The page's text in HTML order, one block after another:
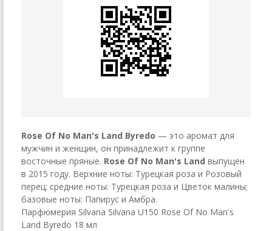
Rose Of No Man's Land Byredo — это аромат для
мужчин и женщин, он принадлежит к группе
восточные пряные. Rose Of No Man's Land выпущен
в 2015 году. Верхние ноты: Турецкая роза и Розовый
перец; средние ноты: Турецкая роза и Цветок малины;
базовые ноты: Папирус и Амбра.
Парфюмерия Silvana Silvana U150 Rose Of No Man's
Land Byredo 18 мл